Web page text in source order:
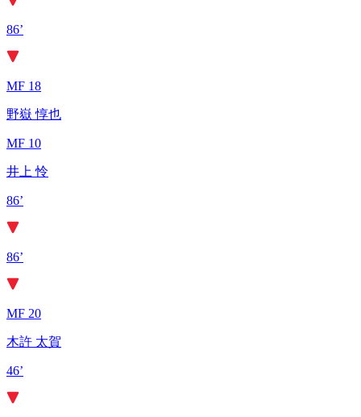
86’
MF 18
野嶽 惇也
MF 10
井上 怜
86’
86’
MF 20
木許 太賀
46’